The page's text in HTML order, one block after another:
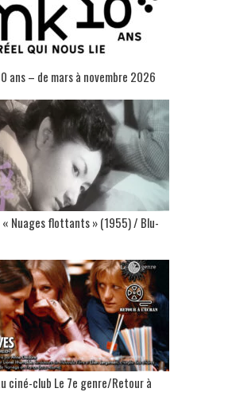
ans – de mars à novembre 2026
Nuages flottants » (1955) / Blu-
ciné-club Le 7e genre/Retour à